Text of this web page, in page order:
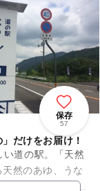
保存
57
だけをお届け！
道の駅。「天然
然のあゆ、うな
荷台に野菜を積